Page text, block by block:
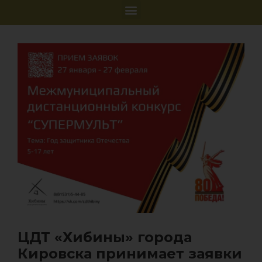
ЦДТ «Хибины» города
Кировска принимает заявки